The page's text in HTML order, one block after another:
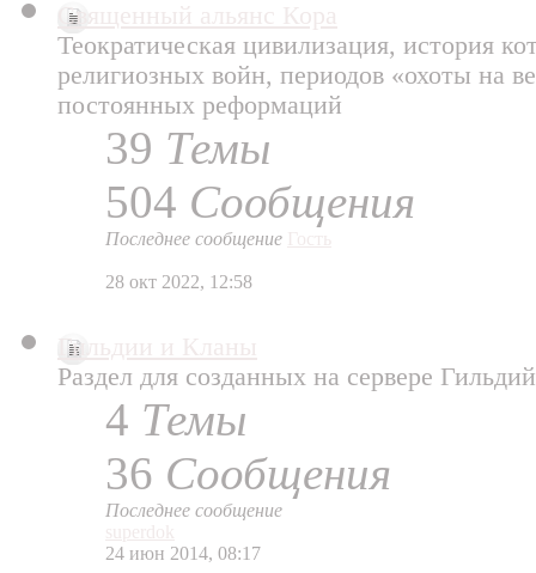
Священный альянс Кора
Теократическая цивилизация, история
религиозных войн, периодов «охоты на
постоянных реформаций
39 Темы
504 Сообщения
Последнее сообщение
28 окт 2022, 12:58
Гильдии и Кланы
Раздел для созданных на сервере Гильдий
4 Темы
36 Сообщения
Последнее сообщение
24 июн 2014, 08:17